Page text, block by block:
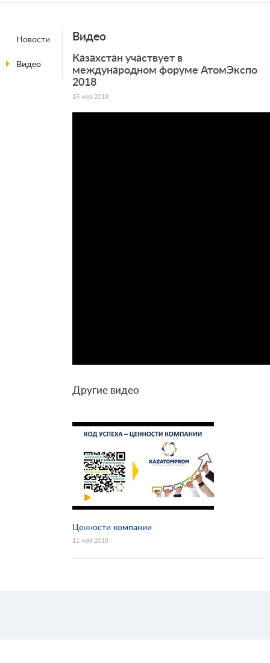
Новости
Видео
Видео
Казахстан участвует в
международном форуме АтомЭкспо
2018
15 мая 2018
Другие видео
Ценности компании
11 мая 2018